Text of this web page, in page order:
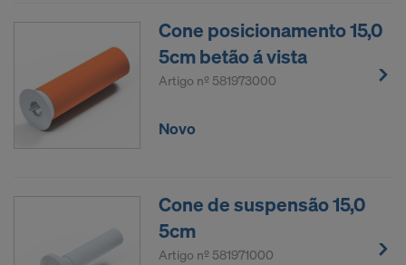
Cone posicionamento 15,0
5cm betão á vista
Artigo nº 581973000
Novo
Cone de suspensão 15,0
5cm
Artigo nº 581971000